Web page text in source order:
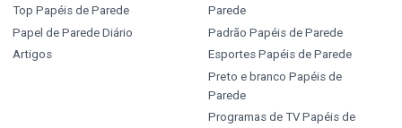
Top Papéis de Parede
Papel de Parede Diário
Artigos
Parede
Padrão Papéis de Parede
Esportes Papéis de Parede
Preto e branco Papéis de
Parede
Programas de TV Papéis de